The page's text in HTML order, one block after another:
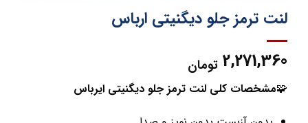
لنت ترمز جلو دیگنیتی ارباس
2,271,360 تومان
مشخصات کلی لنت ترمز جلو دیگنیتی ایرباس